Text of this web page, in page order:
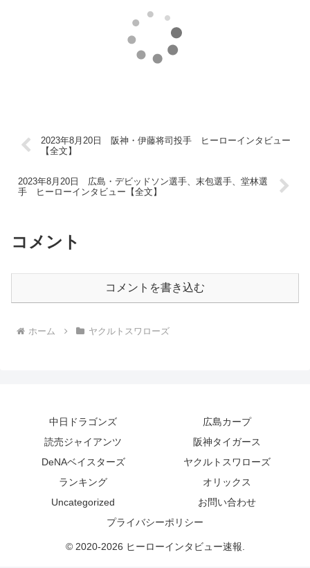
2023年8月20日 阪神・伊藤将司投手 ヒーローインタビュー
【全文】
2023年8月20日 広島・デビッドソン選手、末包選手、堂林選
手 ヒーローインタビュー【全文】
コメント
コメントを書き込む
ホーム ヤクルトスワローズ
中日ドラゴンズ
広島カープ
読売ジャイアンツ
阪神タイガース
DeNAベイスターズ
ヤクルトスワローズ
ランキング
オリックス
Uncategorized
お問い合わせ
プライバシーポリシー
© 2020-2026 ヒーローインタビュー速報.